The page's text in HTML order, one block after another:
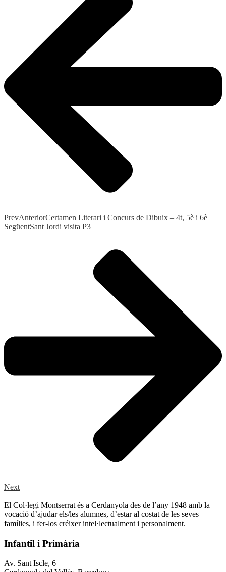
PrevAnteriorCertamen Literari i Concurs de Dibuix – 4t, 5è i 6è
SegüentSant Jordi visita P3
Next
El Col·legi Montserrat és a Cerdanyola des de l’any 1948 amb la
vocació d’ajudar els/les alumnes, d’estar al costat de les seves
famílies, i fer-los créixer intel·lectualment i personalment.
Infantil i Primària
Av. Sant Iscle, 6